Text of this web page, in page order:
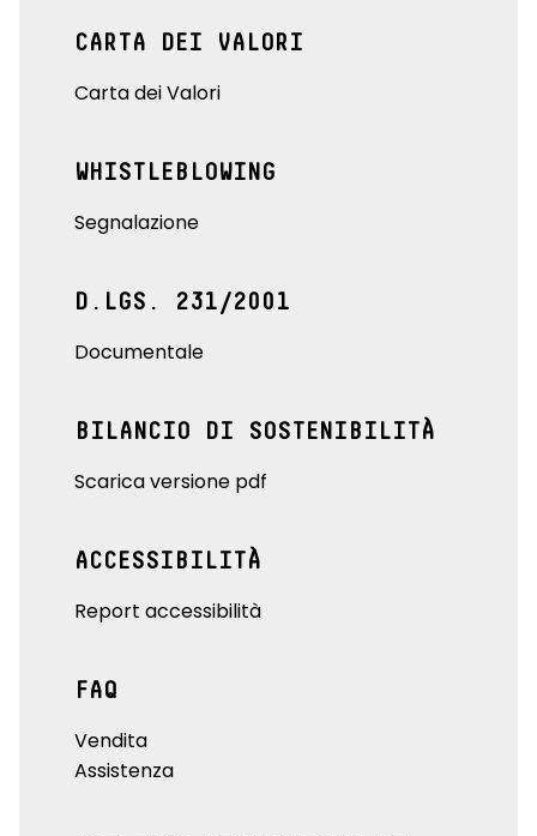
CARTA DEI VALORI
Carta dei Valori
WHISTLEBLOWING
Segnalazione
D.LGS. 231/2001
Documentale
BILANCIO DI SOSTENIBILITÀ
Scarica versione pdf
ACCESSIBILITÀ
Report accessibilità
FAQ
Vendita
Assistenza